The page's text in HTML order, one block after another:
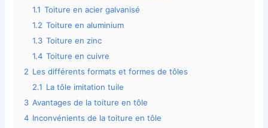
1.1 Toiture en acier galvanisé
1.2 Toiture en aluminium
1.3 Toiture en zinc
1.4 Toiture en cuivre
2 Les différents formats et formes de tôles
2.1 La tôle imitation tuile
3 Avantages de la toiture en tôle
4 Inconvénients de la toiture en tôle